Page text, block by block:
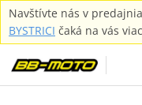
Navštívte nás v
BYSTRICI čaká na vás